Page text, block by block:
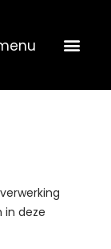
in deze